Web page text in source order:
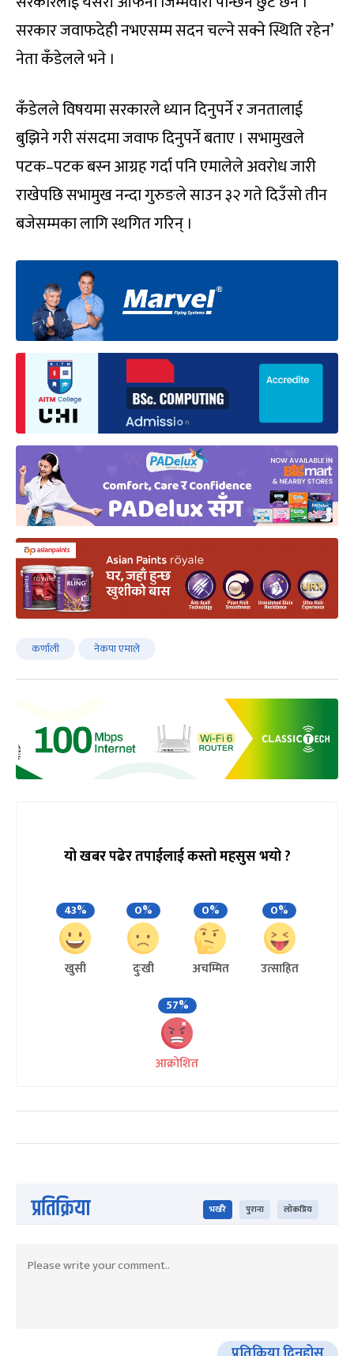
सरकार जवाफदेही नभएसम्म सदन चल्ने सक्ने स्थिति रहेन’
नेता कँडेलले भने ।
कँडेलले विषयमा सरकारले ध्यान दिनुपर्ने र जनतालाई
बुझिने गरी संसदमा जवाफ दिनुपर्ने बताए । सभामुखले
पटक–पटक बस्न आग्रह गर्दा पनि एमालेले अवरोध जारी
राखेपछि सभामुख नन्दा गुरुङले साउन ३२ गते दिउँसो तीन
बजेसम्मका लागि स्थगित गरिन् ।
कर्णाली नेकपा एमाले
यो खबर पढेर तपाईलाई कस्तो महसुस भयो ?
43%
खुसी
0%
दुःखी
0%
अचम्मित
0%
उत्साहित
57%
आक्रोशित
प्रतिक्रिया भर्खरै पुराना लोकप्रिय